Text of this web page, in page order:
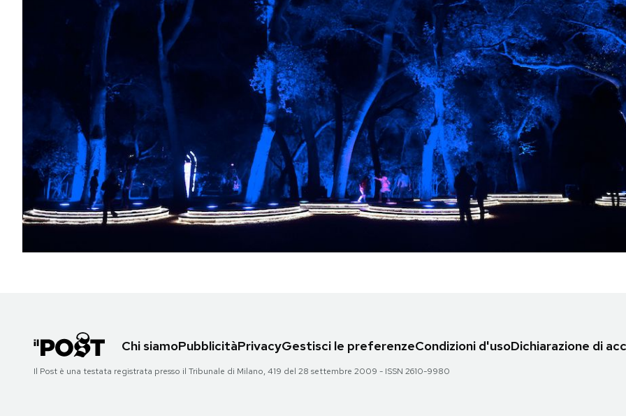
Scienza
Cultura
Economia
Sport
Media
Europa
Altrecose
Mondiali calcio 2026
PODCAST
NEWSLETTER
I MIEI PREFERITI
AREA PERSONALE
Chi siamoPubblicitàPrivacyGestisci le preferenzeCondizioni d'usoDichiarazione di
Il Post è una testata registrata presso il Tribunale di Milano, 419 del 28 settembre 2009 - ISSN 2610-9980